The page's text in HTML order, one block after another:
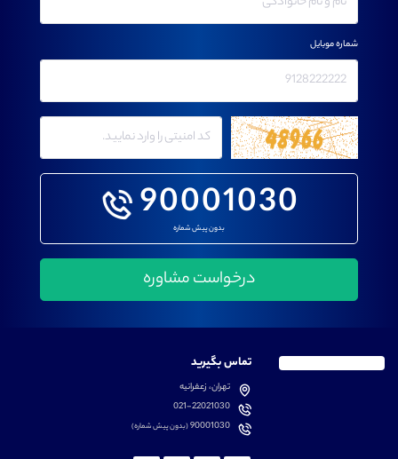
90001030
بدون پیش شماره
شماره موبایل
تماس بگیرید
تهران، زعفرانیه
021-22021030
90001030(بدون پیش شماره)